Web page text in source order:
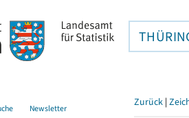
Newsletter Zurück |